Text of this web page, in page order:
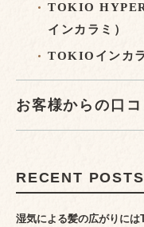
TOKIO
インカラミ）
TOKIOインカ
お客様からの口コ
RECENT POSTS
湿気による髪の広がりには